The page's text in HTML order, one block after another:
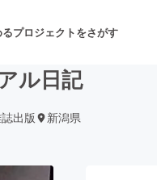
プロジェクトをさがす
ル日記
出版 新潟県